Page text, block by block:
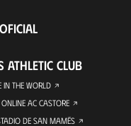
ATHLETIC CLUB
IN THE WORLD
AC CASTORE
DE SAN MAMÉS